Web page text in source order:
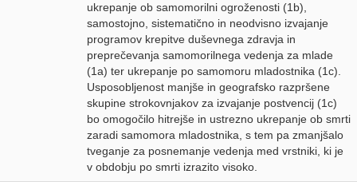
ukrepanje ob samomorilni ogroženosti (1b),
samostojno, sistematično in neodvisno izvajanje
programov krepitve duševnega zdravja in
preprečevanja samomorilnega vedenja za mlade
(1a) ter ukrepanje po samomoru mladostnika (1c).
Usposobljenost manjše in geografsko razpršene
skupine strokovnjakov za izvajanje postvencij (1c)
bo omogočilo hitrejše in ustrezno ukrepanje ob smrti
zaradi samomora mladostnika, s tem pa zmanjšalo
tveganje za posnemanje vedenja med vrstniki, ki je
v obdobju po smrti izrazito visoko.